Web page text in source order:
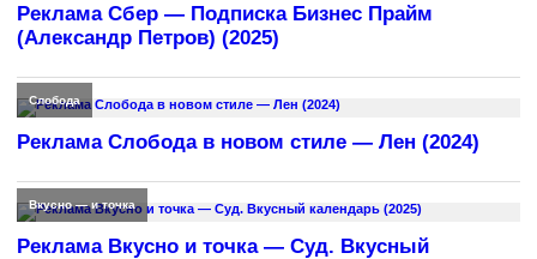
Реклама Сбер — Подписка Бизнес Прайм
(Александр Петров) (2025)
Слобода
Реклама Слобода в новом стиле — Лен (2024)
Вкусно — и точка
Реклама Вкусно и точка — Суд. Вкусный